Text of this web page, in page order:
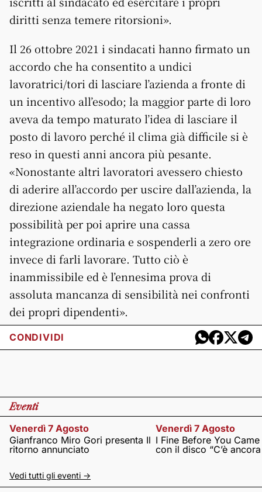
diritti senza temere ritorsioni».
Il 26 ottobre 2021 i sindacati hanno firmato un
accordo che ha consentito a undici
lavoratrici/tori di lasciare l’azienda a fronte di
un incentivo all’esodo; la maggior parte di loro
aveva da tempo maturato l’idea di lasciare il
posto di lavoro perché il clima già difficile si è
reso in questi anni ancora più pesante.
«Nonostante altri lavoratori avessero chiesto
di aderire all’accordo per uscire dall’azienda, la
direzione aziendale ha negato loro questa
possibilità per poi aprire una cassa
integrazione ordinaria e sospenderli a zero ore
invece di farli lavorare. Tutto ciò è
inammissibile ed è l’ennesima prova di
assoluta mancanza di sensibilità nei confronti
dei propri dipendenti».
CONDIVIDI
Eventi
Venerdì 7 Agosto
Gianfranco Miro Gori presenta Il
ritorno annunciato
Venerdì 7 Agosto
I Fine Before You
con il disco “C’è
Vedi tutti gli eventi ->